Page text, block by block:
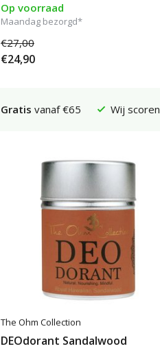
Op voorraad
Maandag bezorgd*
€27,00
€24,90
Gratis vanaf €65 Wij
The Ohm Collection
DEOdorant Sandalwood